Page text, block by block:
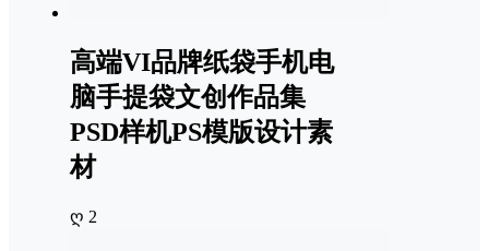
高端VI品牌纸袋手机电
脑手提袋文创作品集
PSD样机PS模版设计素
材
ღ 2